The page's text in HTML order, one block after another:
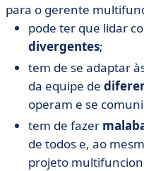
para o gerente
pode ter que lidar
divergentes;
tem de se adaptar
da equipe de
operam e se
tem de fazer
de todos e, ao
projeto